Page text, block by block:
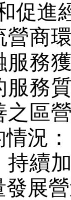
促進
營商
服務
服務
之區
況：
持續
發展